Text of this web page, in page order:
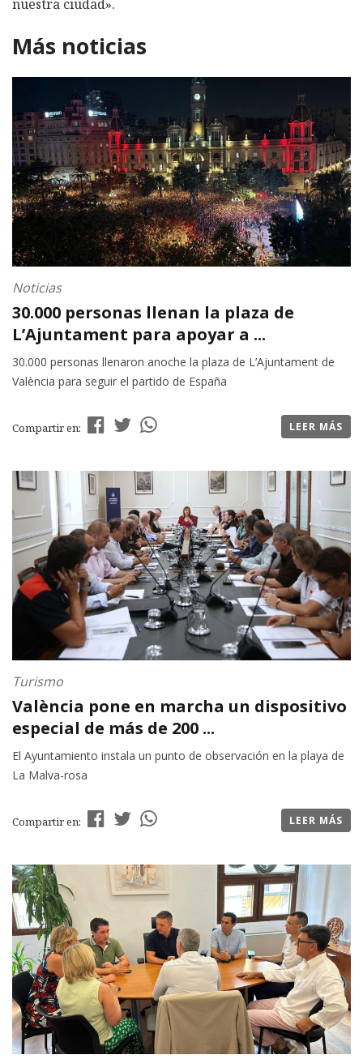
nuestra ciudad».
Más noticias
Noticias
30.000 personas llenan la plaza de
L’Ajuntament para apoyar a ...
30.000 personas llenaron anoche la plaza de L’Ajuntament de
València para seguir el partido de España
Compartir en: LEER MÁS
Turismo
València pone en marcha un dispositivo
especial de más de 200 ...
El Ayuntamiento instala un punto de observación en la playa de
La Malva-rosa
Compartir en: LEER MÁS